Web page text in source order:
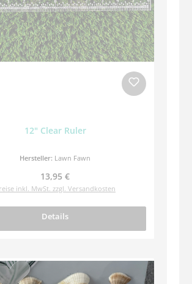
12" Clear Ruler
Hersteller: Lawn Fawn
Regulärer Preis:
13,95 €
inkl. MwSt. zzgl. Versandkosten
Details